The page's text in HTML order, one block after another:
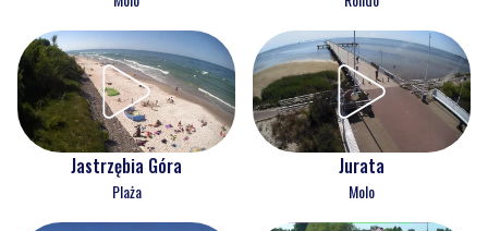
Jastrzębia Góra
Plaża
Jurata
Molo